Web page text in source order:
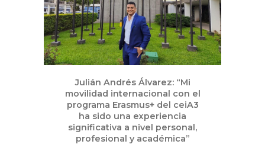
Julián Andrés Álvarez: “Mi
movilidad internacional con el
programa Erasmus+ del ceiA3
ha sido una experiencia
significativa a nivel personal,
profesional y académica”